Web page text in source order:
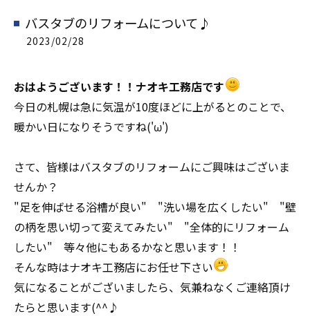
バスタブのリフォームについて♪
2023/02/28
おはようございます！！ナオキ工務店です
今日の札幌は急に気温が10度ほどに上がるとのことで、
暖かい日になりそうですね('ω')
さて、皆様はバスタブのリフォームにご興味はございま
せんか？
"足を伸ばせる浴槽が良い" "洗い場を広くしたい" "壁
の柄を思い切って変えてみたい" "全体的にリフォーム
したい" 等々他にもあるかなと思います！！
そんな時はナオキ工務店にお任せ下さい
気になることがございましたら、気兼ねなくご連絡頂け
たらと思います(^^♪